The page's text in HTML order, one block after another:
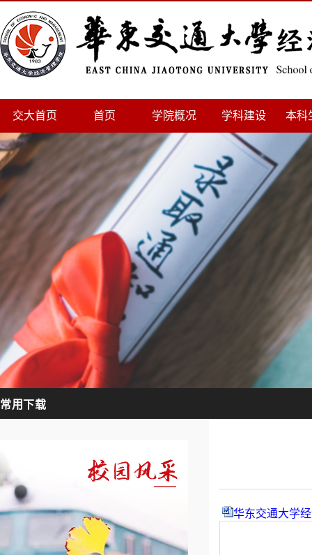
交大首页 首页 学院概况 学科建设 本科
常用下载
华东交通大学